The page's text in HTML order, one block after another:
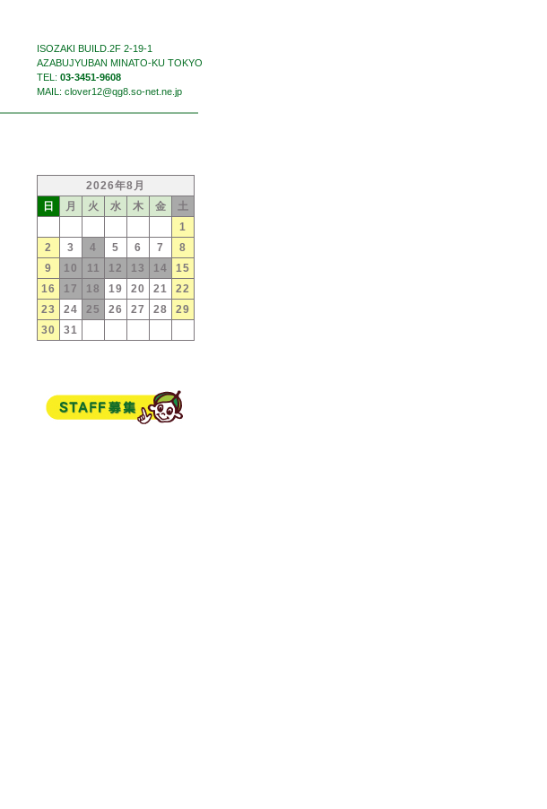
ISOZAKI BUILD.2F 2-19-1
AZABUJYUBAN MINATO-KU TOKYO
TEL: 03-3451-9608
MAIL: clover12@qg8.so-net.ne.jp
2026年8月
日
月 火 水 木 金
土
1
2
3 4 5 6 7
8
9
10 11 12 13 14
15
16
17 18 19 20 21
22
23
24 25 26 27 28
29
30
31